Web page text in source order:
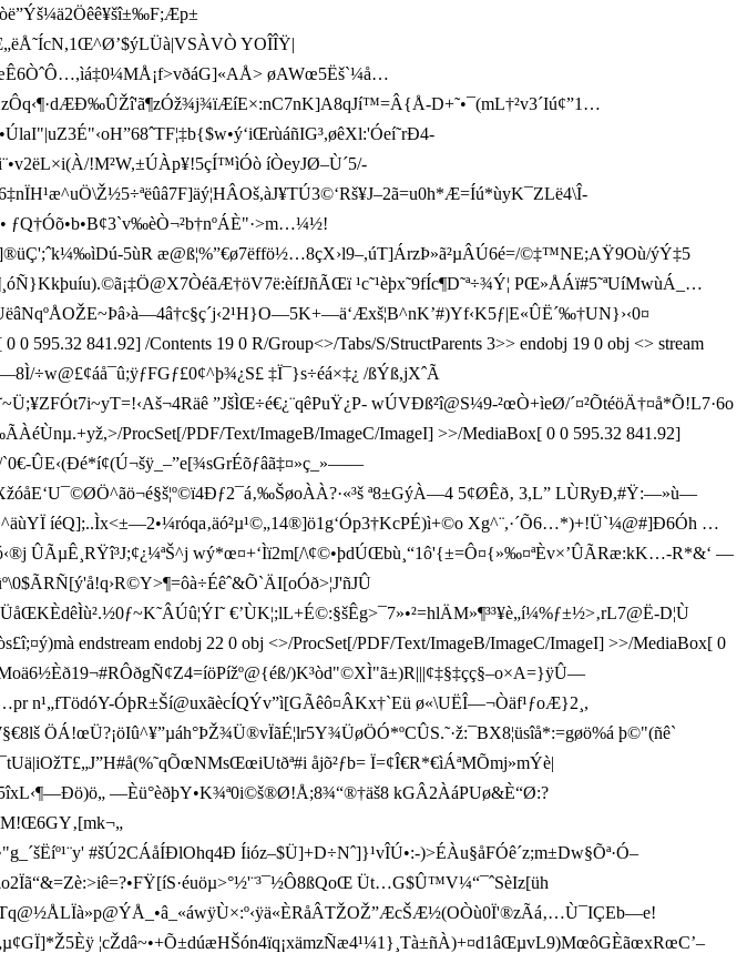
YOÎÎŸ|
øAWœ5Ëš`¼å…
D+˜•¯(mL†²v3´I ú¢”1…
3É"‹oH”68ˆTF¦‡b{$w•ý‘iŒrùáñIG³,øêXl:'Óeí˜rÐ4-
!M²W,±ÚÀp¥!5çÍ™ìÓò íÒeyJ­Ø–Ù´5/­
7F]äý¦HÂOš,àJ¥TÚ3©‘Rš¥J–2ã=u0h*Æ=Íú*ùyK¯ZLë4\Î­
k¼‰ìDú-5ùR æ@ß¦%”€ø7ëffö½…8çX›l9–,úT]ÁrzÞ»ã²µÂÚ6é=/©‡™NE;AŸ9Où/ýÝ‡5
¹c˜¹èþx˜9fÍc¶D˜ª÷¾Ý¦ PŒ»ÅÁï#5˜ªUíMwùÁ_…
K’#)Yf‹K5ƒ|E«ÛË´‰†­UN}›‹0¤
0 595.32 841.92] /Contents 19 0 R/Group<>/Tabs/S/StructParents 3>> endobj 19 0 obj <> stream
^þ¾¿S£ ‡Ï¯}s÷éá×‡¿ /ßÝß­,jXˆÃ
i~yT=!‹Aš¬4Räê ”JšÌŒ÷é€¿¨qêPuŸ¿P- wÚVÐß²î@S¼9-²œÒ+ìeØ/´¤²ÕtéöÄ†¤å*Õ!L7·6o
+yž,>/ProcSet[/PDF/Text/ImageB/ImageC/ImageI] >>/MediaBox[ 0 0 595.32 841.92]
ÛE‹(Ðé*í¢(Ú¬šÿ_–”e[¾sGrÉõƒâã‡¤»ç_»——
ª8±GýÀ—4 5¢ØÊð‚ 3,L” LÙRyÐ,#Ÿ:—»ù—
íéQ];. .Ìx<±—2•¼róqa‚äó²µ¹©„14®]ö1g‘Óp3†KcP É)ì+©o Xg^¨,·´Õ6…* )+!Ü`¼@#]Ð6Óh …
ÛÃµÊ¸RŸî³J;¢¿¼ªŠ^j wý*œ¤+‘Ìï2m[/\¢©•þdÚŒbù¸“1ô'{±=Ô¤{»‰¤ªÈv×’ÛÃRæ:kK…- R*&‘ —
©Y>¶=ôà÷Éêˆ&Õ`ÄI[oÓð>¦J'ñJÛ
€’ÙK¦;lL+É©:§šÊg>¯7»•²=hlÄM»¶³³¥è„í¼% ƒ±½>‚rL7@Ë-D¦Ù
endstream endobj 22 0 obj <>/ProcSet[/PDF/Text/ImageB/ImageC/ImageI] >>/MediaBox[ 0
)K³òd"©XÌ"ã±)R|||¢‡§‡çç§–o×A=}ÿÛ—
…pr n¹„fTödóY-ÓþR±Ší@uxãècÍQÝv”ì[GÃêô¤ ÂKx†`Eü ø«\UËÎ—¬Òäf¹ƒoÆ}2¸,
ÖÁ!œÜ?¡öIû^¥”µáh°ÞŽ¾Ü®vÏãÉ¦lr5Y¾ÜøÖÓ*ºCÛS.˜·ž:¯BX 8¦üsîå*:=gø ö%á þ©"(ñê`
˜qÕœNMsŒœiUtðª#i åjõ²ƒb= Ï=¢Î€R*€ì ÁªMÕmj»mÝè|
—Èü°èðþY•K¾ª0i©š®Ø!Å;8¾“®†äš8 kGÂ2ÀáPUø& È“Ø:?
#šÚ2CÁåÍÐlOhq4Ð Íió z–$Ü]+D÷Nˆ]}¹vÎÚ •:-)>ÉÀu§åFÓê´z;m±Dw§Õª·Ó–
°½'¨³¯ ½Ô8ßQoŒ Üt…G$Û™V¼“¯ˆSèIz[üh
Ï]*Ž5Èÿ ¦cŽdâ~•+Õ±dúæHŠón4ïq¡xämzÑæ4¹¼1}¸Tà±ñÀ)+¤d1âŒµvL9)MœôGÈãœxRœC’–